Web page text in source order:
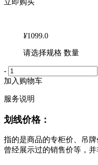
立即购买
¥1099.0
请选择规格 数量
-
加入购物车
服务说明
划线价格：
指的是商品的专柜价、吊
曾经展示过的销售价等，